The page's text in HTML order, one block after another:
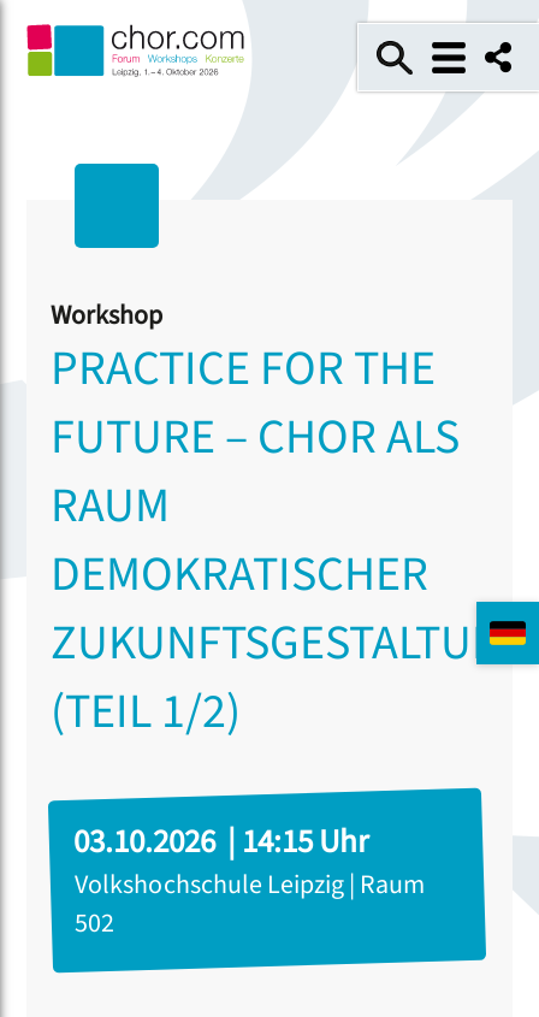
Workshop
PRACTICE FOR THE
FUTURE – CHOR ALS
RAUM
DEMOKRATISCHER
ZUKUNFTSGESTALTUNG
(TEIL 1/2)
03.10.2026 | 14:15 Uhr
Volkshochschule Leipzig | Raum
502